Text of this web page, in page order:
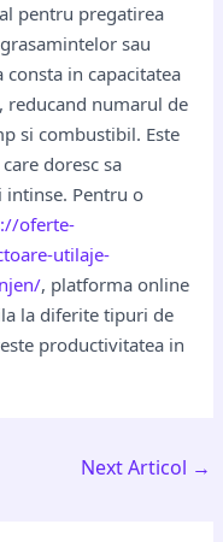
pentru pregatirea
sau
in capacitatea
reducand numarul de
si combustibil. Este
doresc sa
Pentru o
oferte-
utilaje-
, platforma online
la diferite tipuri de
productivitatea in
Next Articol →